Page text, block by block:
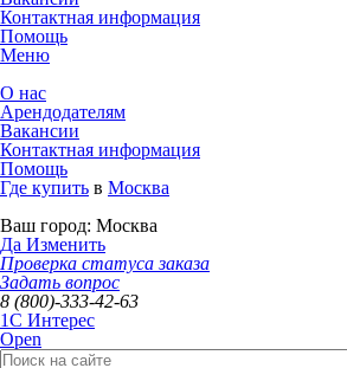
Контактная информация
Помощь
Меню
О нас
Арендодателям
Вакансии
Контактная информация
Помощь
Где купить в Москва
Ваш город: Москва
Да Изменить
Проверка статуса заказа
Задать вопрос
8 (800)-333-42-63
1C Интерес
Open